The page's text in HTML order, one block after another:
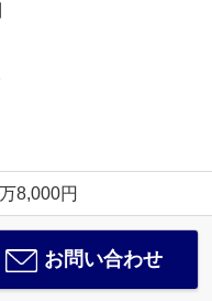
8,000円
お問い合わせ